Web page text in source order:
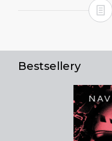
Bestsellery